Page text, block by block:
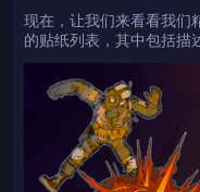
现在，让我们来看看我们
的贴纸列表，其中包括描